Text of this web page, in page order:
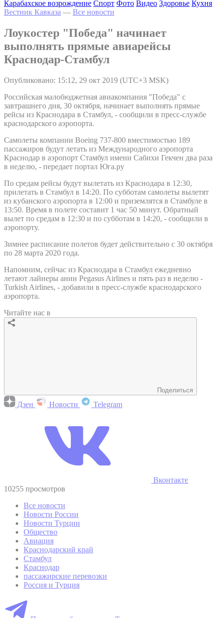
Карабахское возрождение Спорт Фото Видео Здоровье Кухня
Вестник Кавказа — Все новости
Лоукостер "Победа" начинает
выполнять прямые авиарейсы
Краснодар-Стамбул
Опубликовано: 15:12, 29 окт 2019 (UTC+3 MSK)
Российская малобюджетная авиакомпания "Победа" с
завтрашнего дня, 30 октября, начинает выполнять прямые
рейсы из Краснодара в Стамбул, - сообщили в пресс-службе
краснодарского аэропорта.
Самолеты компании Boeing 737-800 вместимостью 189
пассажиров будут летать из Международного аэропорта
Краснодар в аэропорт Стамбул имени Сабихи Гекчен два раза
в неделю, - передает портал Юга.ру
По средам рейсы будут вылетать из Краснодара в 12:30,
прилетать в Стамбул в 14:20. По субботам самолеты вылетят
из кубанского аэропорта в 12:00 и приземлятся в Стамбуле в
13:50. Время в полете составит 1 час 50 минут. Обратный
вылет по средам в 12:30 и по субботам в 14:20, - сообщили в
аэропорту.
Зимнее расписание полетов будет действительно с 30 октября
по 28 марта 2020 года.
Напомним, сейчас из Краснодара в Стамбул ежедневно
летают лайнеры ании Pegasus Airlines и пять раз в неделю -
Turkish Airlines, - добавили в пресс-службе краснодарского
аэропорта.
Читайте нас в
Поделиться
Дзен Новости Telegram
Вконтакте
10255 просмотров
Все новости
Новости России
Новости Турции
Общество
Авиация
Краснодарский край
Стамбул
Краснодар
пассажирские перевозки
Россия и Турция